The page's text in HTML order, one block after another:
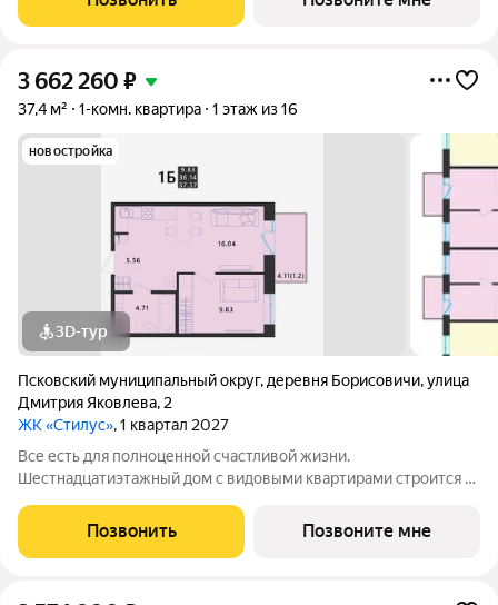
районе дальнего Завеличья. Дом выполнен в
3 662 260 ₽
37,4 м² 1-комн. квартира 1 этаж из 16
новостройка
3D-тур
Псковский муниципальный округ, деревня Борисовичи,улица
Дмитрия Яковлева, 2
ЖК «Стилус», 1 квартал 2027
Все есть для полноценной счастливой жизни.
Шестнадцатиэтажный дом с видовыми квартирами строится в
инфраструктуры микрорайона «Борисовичи». Здесь комфорт
сочетается с удобством: развитая
Позвонить Позвоните мне